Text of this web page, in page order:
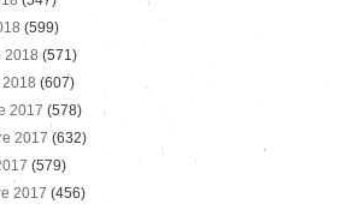
(599)
2018 (571)
(607)
2017 (578)
2017 (632)
(579)
2017 (456)